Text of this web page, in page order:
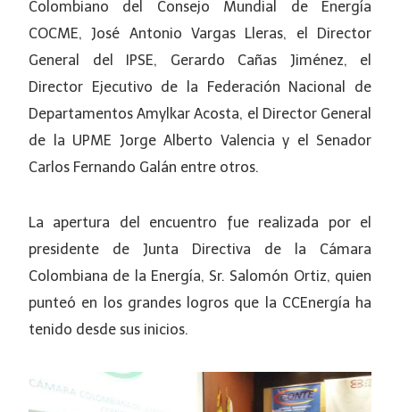
Colombiano del Consejo Mundial de Energía
COCME, José Antonio Vargas Lleras, el Director
General del IPSE, Gerardo Cañas Jiménez, el
Director Ejecutivo de la Federación Nacional de
Departamentos Amylkar Acosta, el Director General
de la UPME Jorge Alberto Valencia y el Senador
Carlos Fernando Galán entre otros.
La apertura del encuentro fue realizada por el
presidente de Junta Directiva de la Cámara
Colombiana de la Energía, Sr. Salomón Ortiz, quien
punteó en los grandes logros que la CCEnergía ha
tenido desde sus inicios.